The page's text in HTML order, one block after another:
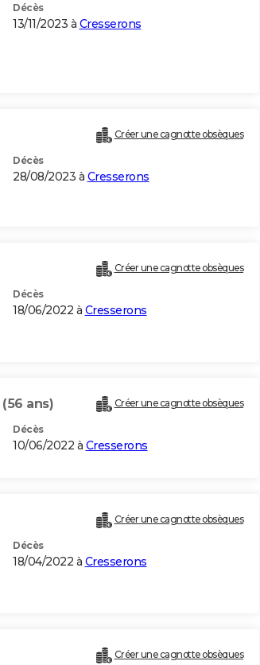
Décès
13/11/2023 à Cresserons
Créer une cagnotte obsèques
Décès
28/08/2023 à Cresserons
Créer une cagnotte obsèques
Décès
18/06/2022 à Cresserons
(56 ans) Créer une cagnotte obsèques
Décès
10/06/2022 à Cresserons
Créer une cagnotte obsèques
Décès
18/04/2022 à Cresserons
Créer une cagnotte obsèques